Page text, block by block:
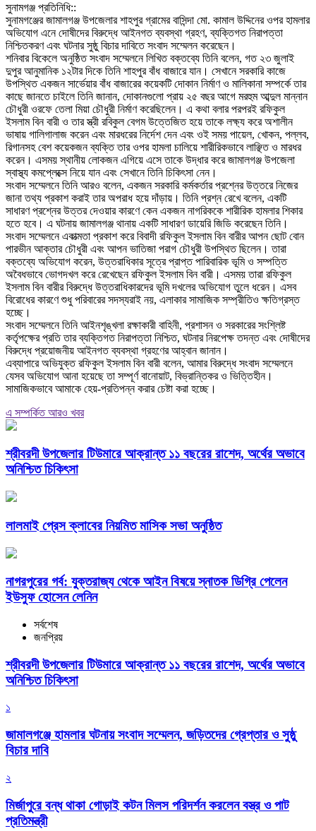
‎সুনামগঞ্জ প্রতিনিধি::
‎সুনামগঞ্জের জামালগঞ্জ উপজেলার শাহপুর গ্রামের বাসিন্দা মো. কামাল উদ্দিনের ওপর হামলার
অভিযোগ এনে দোষীদের বিরুদ্ধে আইনগত ব্যবস্থা গ্রহণ, ব্যক্তিগত নিরাপত্তা
নিশ্চিতকরণ এবং ঘটনার সুষ্ঠু বিচার দাবিতে সংবাদ সম্মেলন করেছেন।
‎শনিবার বিকেলে অনুষ্ঠিত সংবাদ সম্মেলনে লিখিত বক্তব্যে তিনি বলেন, গত ২৩ জুলাই
দুপুর আনুমানিক ১২টার দিকে তিনি শাহপুর বাঁধ বাজারে যান। সেখানে সরকারি কাজে
উপস্থিত একজন সার্ভেয়ার বাঁধ বাজারের কয়েকটি দোকান নির্মাণ ও মালিকানা সম্পর্কে তার
কাছে জানতে চাইলে তিনি জানান, দোকানগুলো প্রায় ২৫ বছর আগে মরহুম আব্দুল মান্নান
চৌধুরী ওরফে তেলা মিয়া চৌধুরী নির্মাণ করেছিলেন। এ কথা বলার পরপরই রফিকুল
ইসলাম বিন বারী ও তার স্ত্রী রবিকুল বেগম উত্তেজিত হয়ে তাকে লক্ষ্য করে অশালীন
ভাষায় গালিগালাজ করেন এবং মারধরের নির্দেশ দেন এবং ওই সময় পায়েল, খোকন, পল্লব,
রিগানসহ বেশ কয়েকজন ব্যক্তি তার ওপর হামলা চালিয়ে শারীরিকভাবে লাঞ্ছিত ও মারধর
করেন। এসময় স্থানীয় লোকজন এগিয়ে এসে তাকে উদ্ধার করে জামালগঞ্জ উপজেলা
স্বাস্থ্য কমপ্লেক্সে নিয়ে যান এবং সেখানে তিনি চিকিৎসা নেন।
‎সংবাদ সম্মেলনে তিনি আরও বলেন, একজন সরকারি কর্মকর্তার প্রশ্নের উত্তরে নিজের
জানা তথ্য প্রকাশ করাই তার অপরাধ হয়ে দাঁড়ায়। তিনি প্রশ্ন রেখে বলেন, একটি
সাধারণ প্রশ্নের উত্তর দেওয়ার কারণে কেন একজন নাগরিককে শারীরিক হামলার শিকার
হতে হবে। এ ঘটনায় জামালগঞ্জ থানায় একটি সাধারণ ডায়েরি জিডি করেছেন তিনি।
‎সংবাদ সম্মেলনে একাত্মতা প্রকাশ করে বিবাদী রফিকুল ইসলাম বিন বারীর আপন ছোট বোন
পারভীন আক্তার চৌধুরী এবং আপন ভাতিজা পরাগ চৌধুরী উপস্থিত ছিলেন। তারা
বক্তব্যে অভিযোগ করেন, উত্তরাধিকার সূত্রে প্রাপ্ত পারিবারিক ভূমি ও সম্পত্তি
অবৈধভাবে ভোগদখল করে রেখেছেন রফিকুল ইসলাম বিন বারী। এসময় তারা রফিকুল
ইসলাম বিন বারীর বিরুদ্ধে উত্তরাধিকারদের ভূমি দখলের অভিযোগ তুলে ধরেন। এসব
বিরোধের কারণে শুধু পরিবারের সদস্যরাই নয়, এলাকার সামাজিক সম্প্রীতিও ক্ষতিগ্রস্ত
হচ্ছে।
‎সংবাদ সম্মেলনে তিনি আইনশৃঙ্খলা রক্ষাকারী বাহিনী, প্রশাসন ও সরকারের সংশ্লিষ্ট
কর্তৃপক্ষের প্রতি তার ব্যক্তিগত নিরাপত্তা নিশ্চিত, ঘটনার নিরপেক্ষ তদন্ত এবং দোষীদের
বিরুদ্ধে প্রয়োজনীয় আইনগত ব্যবস্থা গ্রহণের আহ্বান জানান।
‎এব্যাপারে অভিযুক্ত রফিকুল ইসলাম বিন বারী বলেন, আমার বিরুদ্ধে সংবাদ সম্মেলনে
যেসব অভিযোগ আনা হয়েছে তা সম্পূর্ণ বানোয়াট, বিভ্রান্তিকর ও ভিত্তিহীন।
সামাজিকভাবে আমাকে হেয়-প্রতিপন্ন করার চেষ্টা করা হচ্ছে।
এ সম্পর্কিত আরও খবর
শ্রীবরদী উপজেলার টিউমারে আক্রান্ত ১১ বছরের রাশেদ, অর্থের অভাবে
অনিশ্চিত চিকিৎসা
লালমাই প্রেস ক্লাবের নিয়মিত মাসিক সভা অনুষ্ঠিত
নাগরপুরের গর্ব: যুক্তরাজ্য থেকে আইন বিষয়ে স্নাতক ডিগ্রি পেলেন
ইউসুফ হোসেন লেনিন
সর্বশেষ
জনপ্রিয়
শ্রীবরদী উপজেলার টিউমারে আক্রান্ত ১১ বছরের রাশেদ, অর্থের অভাবে
অনিশ্চিত চিকিৎসা
১
জামালগঞ্জে হামলার ঘটনায় সংবাদ সম্মেলন, জড়িতদের গ্রেপ্তার ও সুষ্ঠু
বিচার দাবি
২
মির্জাপুরে বন্ধ থাকা গোড়াই কটন মিলস পরিদর্শন করলেন বস্ত্র ও পাট
প্রতিমন্ত্রী